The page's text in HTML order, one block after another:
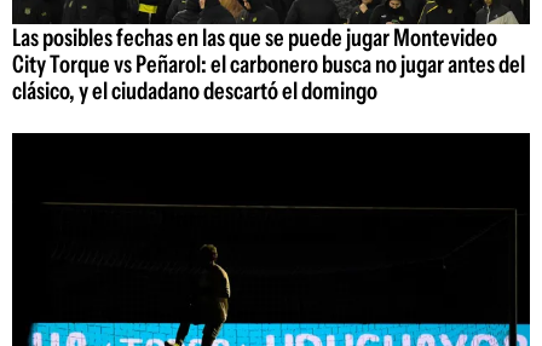
Las posibles fechas en las que se puede jugar Montevideo
City Torque vs Peñarol: el carbonero busca no jugar antes del
clásico, y el ciudadano descartó el domingo